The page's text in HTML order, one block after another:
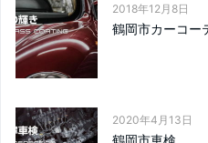
2018年12月8日
鶴岡市カーコー
2020年4月13日
鶴岡市車検